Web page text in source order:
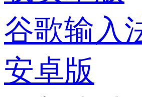
谷歌输入
安卓版